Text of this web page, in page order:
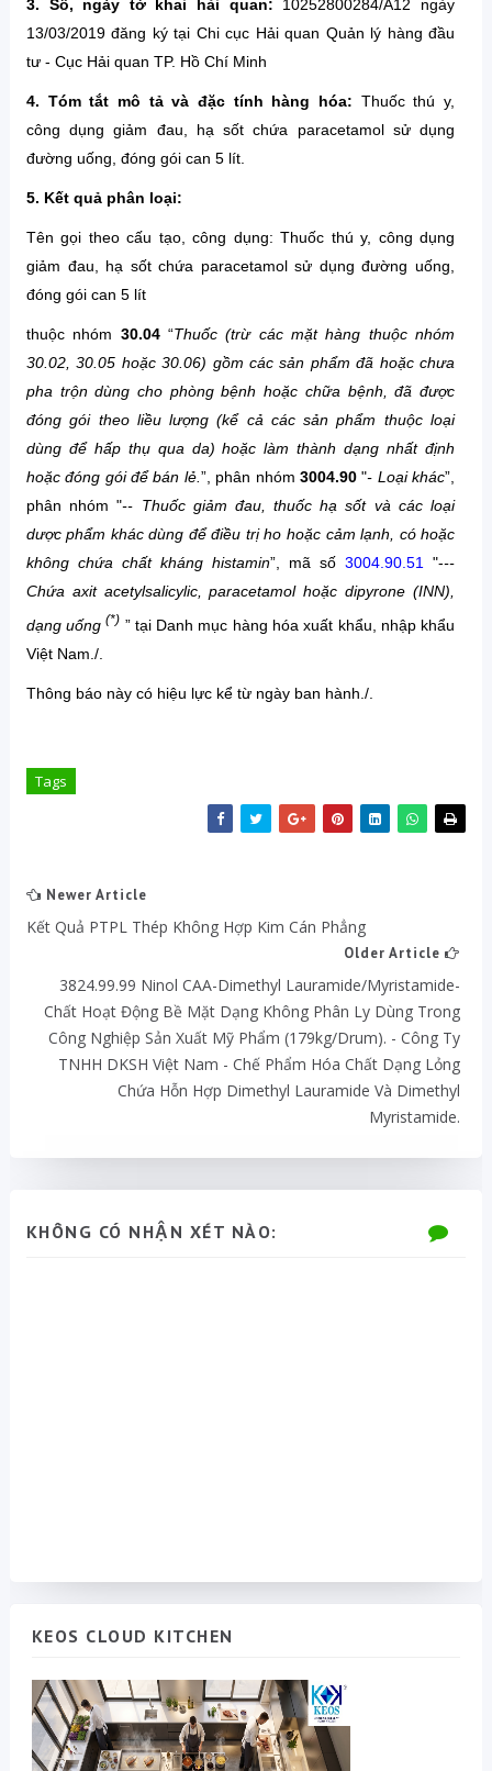
3. Số, ngày tờ khai hải quan: 10252800284/A12 ngày
13/03/2019 đăng ký tại Chi cục Hải quan Quản lý hàng đầu
tư - Cục Hải quan TP. Hồ Chí Minh
4. Tóm tắt mô tả và đặc tính hàng hóa: Thuốc thú y,
công dụng giảm đau, hạ sốt chứa paracetamol sử dụng
đường uống, đóng gói can 5 lít.
5. Kết quả phân loại:
Tên gọi theo cấu tạo, công dụng: Thuốc thú y, công dụng
giảm đau, hạ sốt chứa paracetamol sử dụng đường uống,
đóng gói can 5 lít
thuộc nhóm 30.04“Thuốc (trừ các mặt hàng thuộc nhóm
30.02, 30.05 hoặc 30.06) gồm các sản phẩm đã hoặc chưa
pha trộn dùng cho phòng bệnh hoặc chữa bệnh, đã được
đóng gói theo liều lượng (kể cả các sản phẩm thuộc loại
dùng để hấp thụ qua da) hoặc làm thành dạng nhất định
hoặc đóng gói để bán lẻ.”, phân nhóm 3004.90"- Loại khác”,
phân nhóm "-- Thuốc giảm đau, thuốc hạ sốt và các loại
dược phẩm khác dùng để điều trị ho hoặc cảm lạnh, có hoặc
không chứa chất kháng histamin”, mã số3004.90.51 "---
Chứa axit acetylsalicylic, paracetamol hoặc dipyrone (INN),
dạng uống(*) ” tại Danh mục hàng hóa xuất khẩu, nhập khẩu
Việt Nam./.
Thông báo này có hiệu lực kể từ ngày ban hành./.
Tags
Newer Article
Kết Quả PTPL Thép Không Hợp Kim Cán Phẳng
Older Article
3824.99.99 Ninol CAA-Dimethyl Lauramide/Myristamide-
Chất Hoạt Động Bề Mặt Dạng Không Phân Ly Dùng Trong
Công Nghiệp Sản Xuất Mỹ Phẩm (179kg/drum). - Công Ty
TNHH DKSH Việt Nam - Chế Phẩm Hóa Chất Dạng Lỏng
Chứa Hỗn Hợp Dimethyl Lauramide Và Dimethyl
Myristamide.
KHÔNG CÓ NHẬN XÉT NÀO:
KEOS CLOUD KITCHEN